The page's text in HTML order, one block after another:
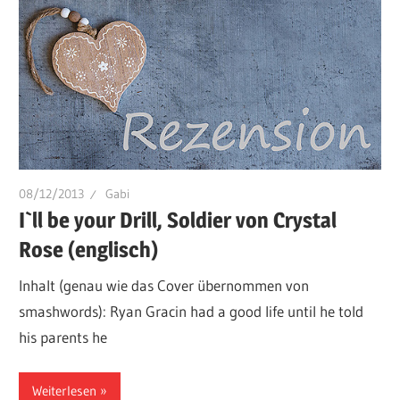
08/12/2013 Gabi
I`ll be your Drill, Soldier von Crystal
Rose (englisch)
Inhalt (genau wie das Cover übernommen von
smashwords): Ryan Gracin had a good life until he told
his parents he
Weiterlesen